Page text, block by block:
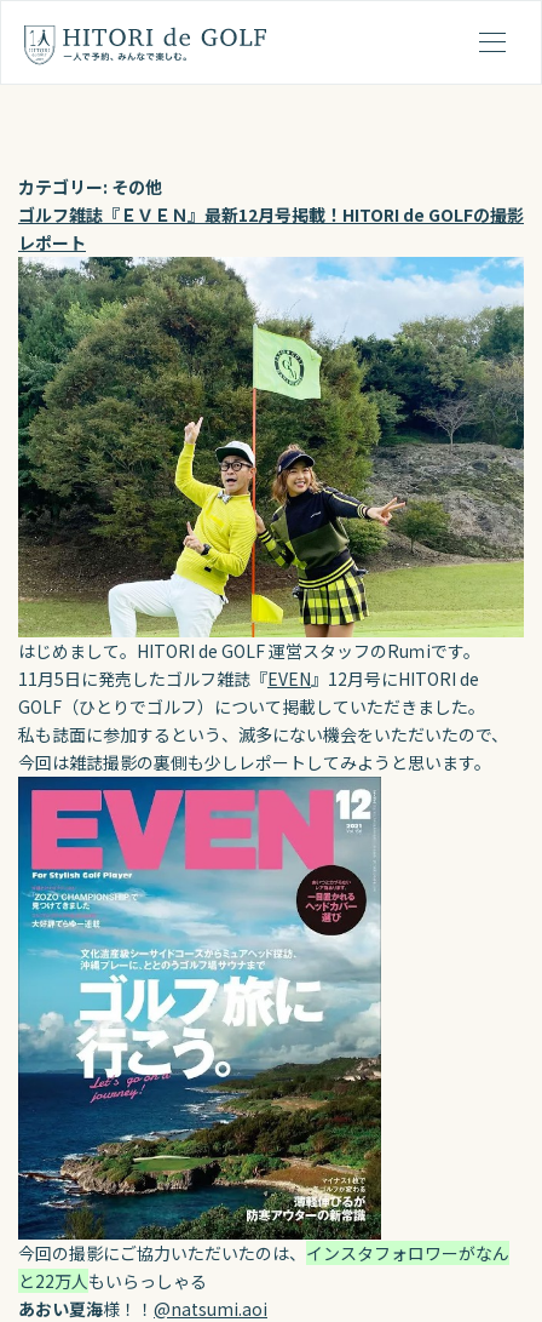
カテゴリー: その他
ゴルフ雑誌『ＥＶＥＮ』最新12月号掲載！HITORI de GOLFの撮影
レポート
はじめまして。HITORI de GOLF 運営スタッフのRuｍiです。
11月5日に発売したゴルフ雑誌『EVEN 』12月号にHITORI de
GOLF（ひとりでゴルフ）について掲載していただきました。
私も誌面に参加するという、滅多にない機会をいただいたので、
今回は雑誌撮影の裏側も少しレポートしてみようと思います。
今回の撮影にご協力いただいたのは、 インスタフォロワーがなん
と22万人 もいらっしゃる
あおい夏海様！！ @natsumi.aoi